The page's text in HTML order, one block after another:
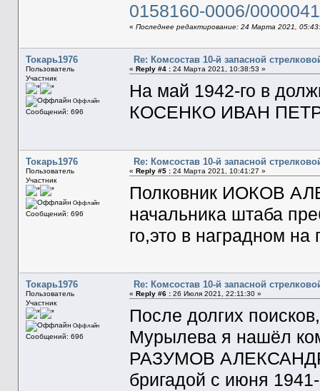
0158160-0006/
« Последнее редактирование: 24 Марта 2021,
Токарь1976
Пользователь
Участник
Оффлайн
Сообщений: 696
Re: Комсостав 10-й запасной
« Reply #4 :24 Марта 2021, 10:38:53 »
На май 1942-го в
КОСЕНКО ИВАН
Токарь1976
Пользователь
Участник
Оффлайн
Сообщений: 696
Re: Комсостав 10-й запасной
« Reply #5 :24 Марта 2021, 10:41:27 »
Полковник ИОКОВ
начальника штаба
го,это в наградном на
Токарь1976
Пользователь
Участник
Оффлайн
Сообщений: 696
Re: Комсостав 10-й запасной
« Reply #6 :26 Июля 2021, 22:11:30 »
После долгих
Мурылева я нашёл
РАЗУМОВ
бригадой с июня